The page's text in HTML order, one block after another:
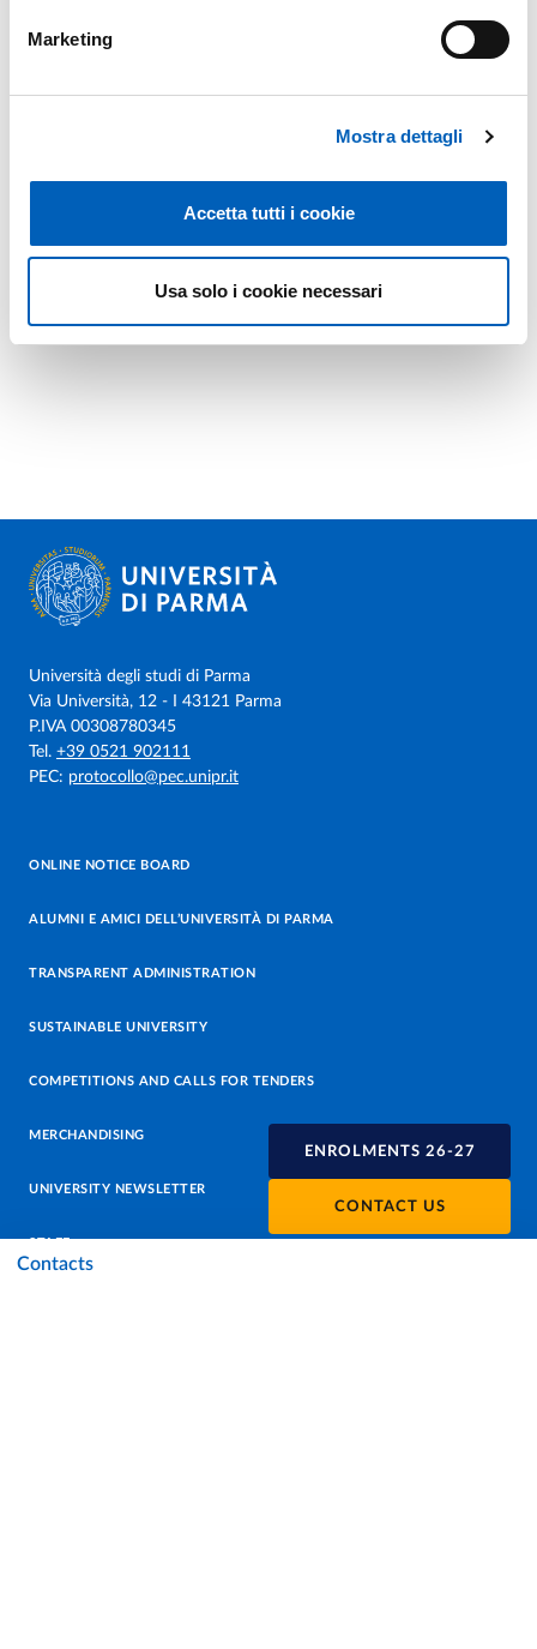
Marketing
Mostra dettagli
Accetta tutti i cookie
Usa solo i cookie necessari
ENROLMENTS 26-27
CONTACT US
Contacts
Università degli studi di Parma
Via Università, 12 - I 43121 Parma
P.IVA 00308780345
Tel. +39 0521 902111
PEC: protocollo@pec.unipr.it
ONLINE NOTICE BOARD
ALUMNI E AMICI DELL’UNIVERSITÀ DI PARMA
TRANSPARENT ADMINISTRATION
SUSTAINABLE UNIVERSITY
COMPETITIONS AND CALLS FOR TENDERS
MERCHANDISING
UNIVERSITY NEWSLETTER
STAFF